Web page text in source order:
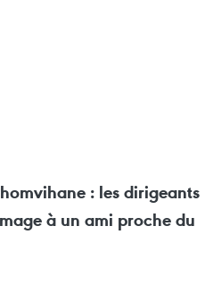
: les dirigeants
à un ami proche du